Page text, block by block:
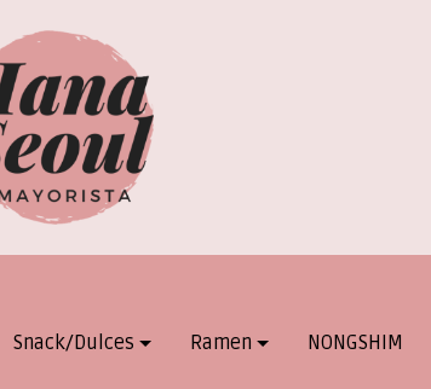
Snack/Dulces Ramen NONGSHIM